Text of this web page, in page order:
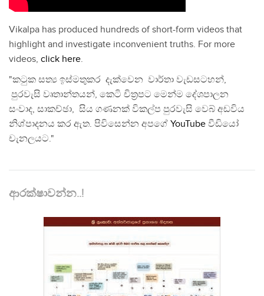
Vikalpa has produced hundreds of short-form videos that
highlight and investigate inconvenient truths. For more
videos, click here.
"කටුක සත්‍ය ඉස්මතුකර දැක්වෙන වාර්තා වැඩසටහන්,
පුරවැසි වෘතාන්තයන්, කෙටි චිත්‍රපට මෙන්ම දේශපාලන
සංවාද, සාකච්ඡා, සිය ගණනක් විකල්ප පුරවැසි වෙබ් අඩවිය
නිශ්පාදනය කර ඇත. පිවිසෙන්න අපගේ YouTube වීඩියෝ
චැනලයට."
ආරක්ෂාවන්න..!